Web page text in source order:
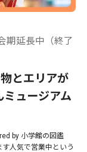
期延長中（終了
とエリアが
ュージアム
by 小学館の図鑑
人気で営業中という